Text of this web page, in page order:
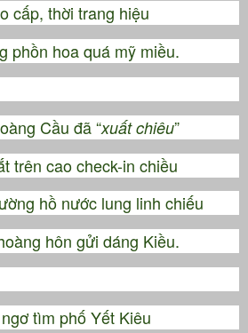
cấp, thời trang hiệu
phồn hoa quá mỹ miều.
Cầu đã “xuất chiêu”
trên cao check-in chiều
hồ nước lung linh chiếu
hôn gửi dáng Kiều.
tìm phố Yết Kiêu